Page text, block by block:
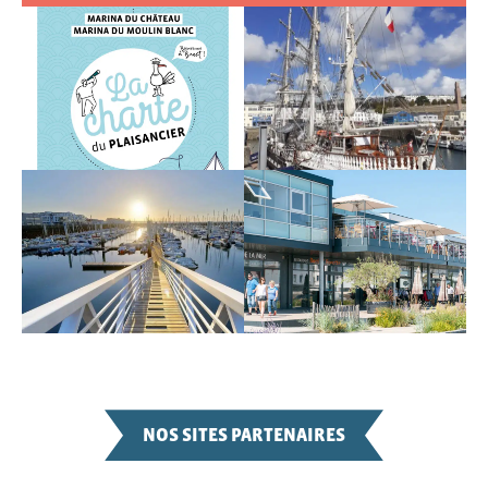
NOS SITES PARTENAIRES